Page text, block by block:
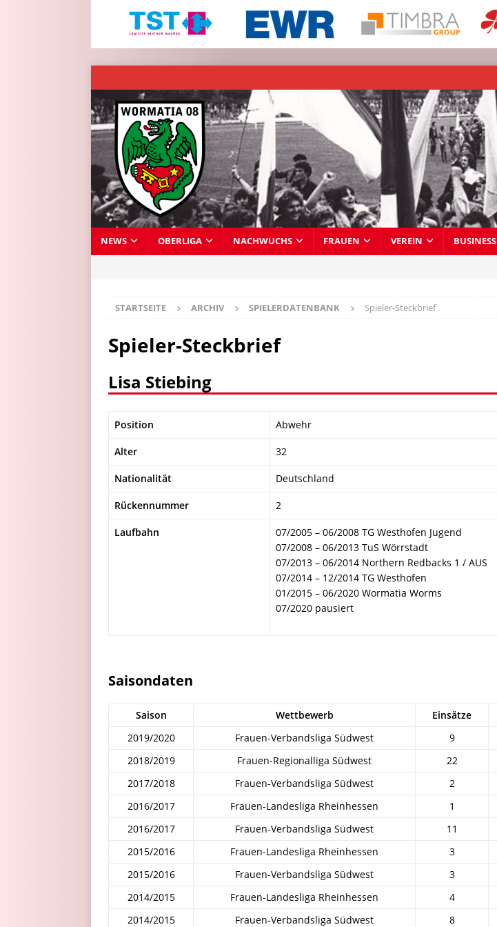
NEWS OBERLIGA NACHWUCHS FRAUEN VEREIN BUSINESS
STARTSEITE ARCHIV SPIELERDATENBANK Spieler-Steckbrief
Spieler-Steckbrief
Lisa Stiebing
Position Abwehr
Alter 32
Nationalität Deutschland
Rückennummer 2
Laufbahn
07/2005 – 06/2008 TG Westhofen Jugend
07/2008 – 06/2013 TuS Wörrstadt
07/2013 – 06/2014 Northern Redbacks 1 / AUS
07/2014 – 12/2014 TG Westhofen
01/2015 – 06/2020 Wormatia Worms
07/2020 pausiert
Saisondaten
Saison Wettbewerb Einsätze
2019/2020
Frauen-Verbandsliga Südwest 9
2018/2019
Frauen-Regionalliga Südwest 22
2017/2018
Frauen-Verbandsliga Südwest 2
2016/2017
Frauen-Landesliga Rheinhessen 1
2016/2017
Frauen-Verbandsliga Südwest 11
2015/2016
Frauen-Landesliga Rheinhessen 3
2015/2016
Frauen-Verbandsliga Südwest 3
2014/2015
Frauen-Landesliga Rheinhessen 4
2014/2015
Frauen-Verbandsliga Südwest 8